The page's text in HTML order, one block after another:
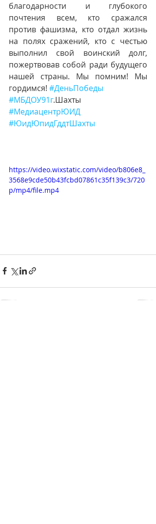
благодарности и глубокого
почтения всем, кто сражался
против фашизма, кто отдал жизнь
на полях сражений, кто с честью
выполнил свой воинский долг,
пожертвовав собой ради будущего
нашей страны. Мы помним! Мы
гордимся! #ДеньПобеды
#МБДОУ91г.Шахты
#МедиацентрЮИД
#ЮидЮпидГддтШахты
https://video.wixstatic.com/video/b806e8_
3568e9cde50b43fcbd07861c35f139c3/720
p/mp4/file.mp4